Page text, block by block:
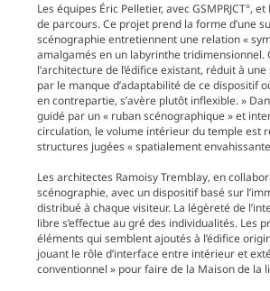
Les équipes Éric Pelletier, avec
de parcours. Ce projet prend la forme d’une
scénographie entretiennent une relation «
amalgamés en un labyrinthe
l’architecture de l’édifice existant, réduit à
par le manque d’adaptabilité de ce dispositif
en contrepartie, s’avère plutôt inflexible. »
guidé par un « ruban scénographique » et
circulation, le volume intérieur du temple est
structures jugées « spatialement
Les architectes Ramoisy Tremblay, en
scénographie, avec un dispositif basé sur
distribué à chaque visiteur. La légèreté de
libre s’effectue au gré des individualités. Les
éléments qui semblent ajoutés à l’édifice
jouant le rôle d’interface entre intérieur et
conventionnel » pour faire de la Maison de la